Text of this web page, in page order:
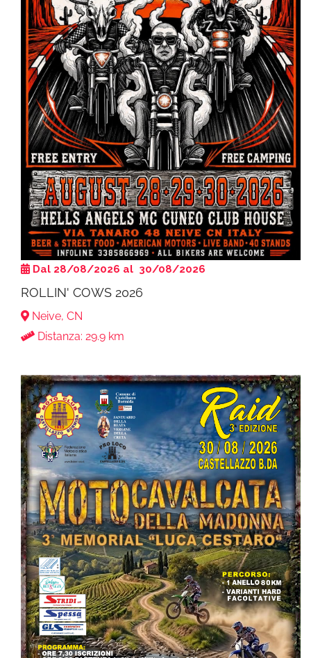
Dal 28/08/2026 al 30/08/2026
ROLLIN' COWS 2026
Neive, CN
Distanza: 29.9 km